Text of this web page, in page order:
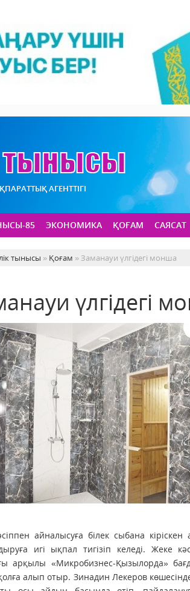
АГЕНТТІГІ
85 ЭКОНОМИКА ҚОҒАМ САЯСАТ
тынысы » Қоғам » Заманауи үлгідегі монша
үлгідегі
айналысуға білек сыбана кіріскен
игі ықпал тигізіп келеді. Жеке
арқылы «Микробизнес-Қызыл­орда»
қолға алып отыр. Зинадин Лекеров